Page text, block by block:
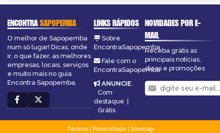
ENCONTRASAPOPEMBA
O melhor de Sapopemba
num só lugar! Dicas, onde
ir, o que fazer, as melhores
empresas, locais, serviços
e muito mais no guia
Encontra Sapopemba.
LINKS RÁPIDOS
Sobre
EncontraSapopemba
Fale com o
EncontraSapopemba
ANUNCIE:
Com
destaque |
Grátis
NOVIDADES POR E-
MAIL
Receba grátis as
principais notícias,
dicas e promoções
Termos| Privacidade
Sitemap